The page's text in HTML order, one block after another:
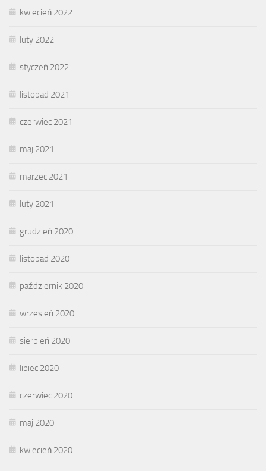
kwiecień 2022
luty 2022
styczeń 2022
listopad 2021
czerwiec 2021
maj 2021
marzec 2021
luty 2021
grudzień 2020
listopad 2020
październik 2020
wrzesień 2020
sierpień 2020
lipiec 2020
czerwiec 2020
maj 2020
kwiecień 2020